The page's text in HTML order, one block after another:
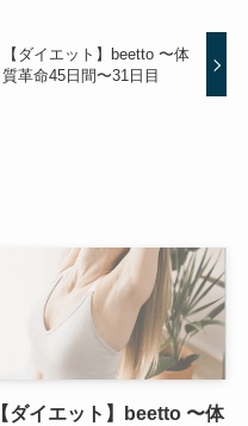
【ダイエット】beetto 〜体
質革命45日間〜31日目
【ダイエット】beetto 〜体